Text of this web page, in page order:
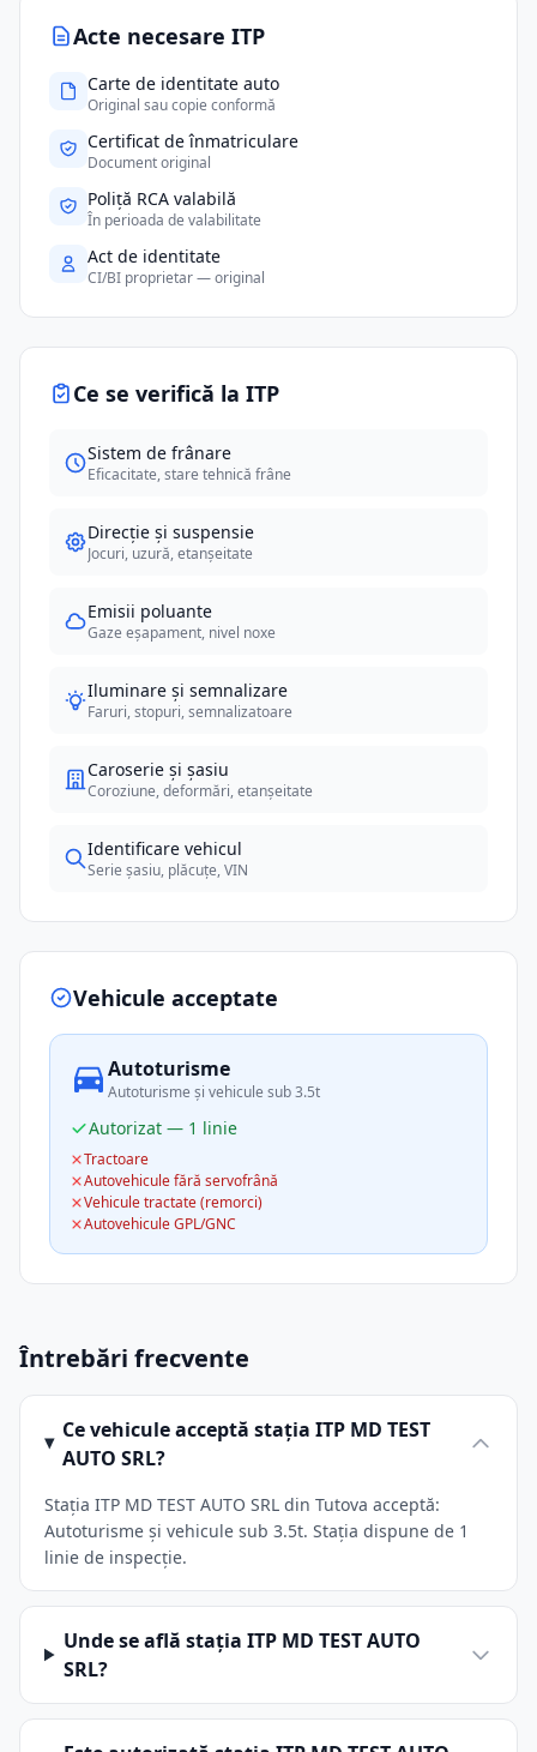
Acte necesare ITP
Carte de identitate auto
Original sau copie conformă
Certificat de înmatriculare
Document original
Poliță RCA valabilă
În perioada de valabilitate
Act de identitate
CI/BI proprietar — original
Ce se verifică la ITP
Sistem de frânare
Eficacitate, stare tehnică frâne
Direcție și suspensie
Jocuri, uzură, etanșeitate
Emisii poluante
Gaze eșapament, nivel noxe
Iluminare și semnalizare
Faruri, stopuri, semnalizatoare
Caroserie și șasiu
Coroziune, deformări, etanșeitate
Identificare vehicul
Serie șasiu, plăcuțe, VIN
Vehicule acceptate
Autoturisme
Autoturisme și vehicule sub 3.5t
Autorizat — 1 linie
Tractoare
Autovehicule fără servofrână
Vehicule tractate (remorci)
Autovehicule GPL/GNC
Întrebări frecvente
Ce vehicule acceptă stația ITP MD TEST
AUTO SRL?
Stația ITP MD TEST AUTO SRL din Tutova acceptă:
Autoturisme și vehicule sub 3.5t. Stația dispune de 1
linie de inspecție.
Unde se află stația ITP MD TEST AUTO
SRL?